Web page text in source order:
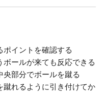
ポイントを確認する
ボールが来ても反応できる
央部分でボールを蹴る
蹴れるように引き付けてか